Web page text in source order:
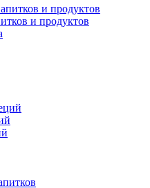
и продуктов